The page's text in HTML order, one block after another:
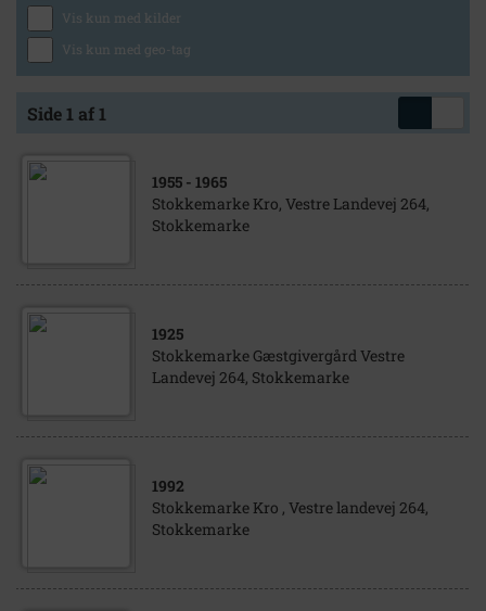
Vis kun med kilder
Vis kun med geo-tag
Side 1 af 1
1955 - 1965
Stokkemarke Kro, Vestre Landevej 264,
Stokkemarke
1925
Stokkemarke Gæstgivergård Vestre
Landevej 264, Stokkemarke
1992
Stokkemarke Kro , Vestre landevej 264,
Stokkemarke